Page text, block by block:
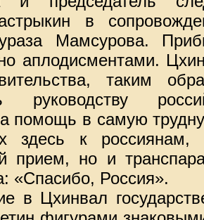
в
Мамсурова.
аплодисментами.
таким
руководству
помощь в самую
здесь к россиянам,
прием, но и
«Спасибо, Россия».
в Цхинвал